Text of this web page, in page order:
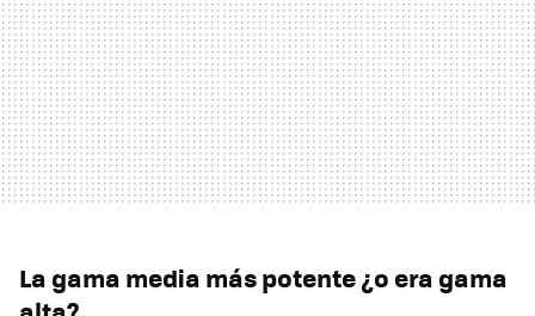
La gama media más potente ¿o era gama